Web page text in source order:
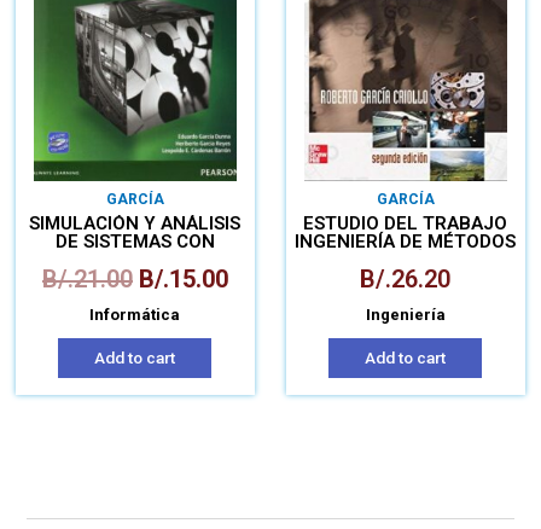
GARCÍA
SIMULACIÓN Y ANÁLISIS
DE SISTEMAS CON
B/.21.00 B/.15.00
Informática
Add to cart
GARCÍA
ESTUDIO DEL TRABAJO
INGENIERÍA DE MÉTODOS
TRABAJO
B/.26.20
Ingeniería
Add to cart